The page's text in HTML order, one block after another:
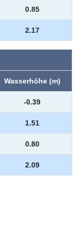
0.85
2.17
Wasserhöhe (m)
-0.39
1.51
0.80
2.09